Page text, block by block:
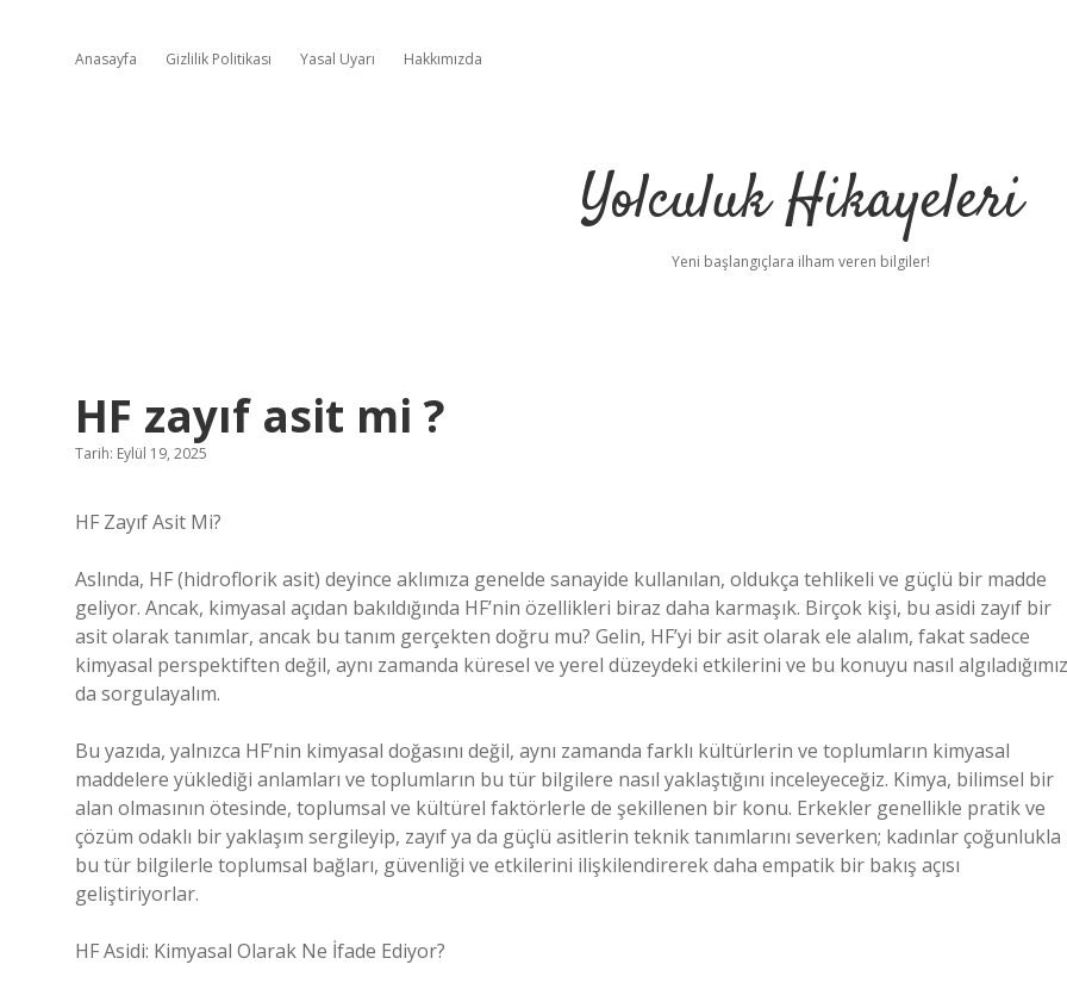
Anasayfa Gizlilik Politikası Yasal Uyarı Hakkımızda
Yolculuk Hikayeleri
Yeni başlangıçlara ilham veren bilgiler!
HF zayıf asit mi ?
Tarih: Eylül 19, 2025
HF Zayıf Asit Mi?
Aslında, HF (hidroflorik asit) deyince aklımıza genelde sanayide kullanılan, oldukça tehlikeli ve güçlü bir madde
geliyor. Ancak, kimyasal açıdan bakıldığında HF’nin özellikleri biraz daha karmaşık. Birçok kişi, bu asidi zayıf bir
asit olarak tanımlar, ancak bu tanım gerçekten doğru mu? Gelin, HF’yi bir asit olarak ele alalım, fakat sadece
kimyasal perspektiften değil, aynı zamanda küresel ve yerel düzeydeki etkilerini ve bu konuyu nasıl
da sorgulayalım.
Bu yazıda, yalnızca HF’nin kimyasal doğasını değil, aynı zamanda farklı kültürlerin ve toplumların kimyasal
maddelere yüklediği anlamları ve toplumların bu tür bilgilere nasıl yaklaştığını inceleyeceğiz. Kimya, bilimsel bir
alan olmasının ötesinde, toplumsal ve kültürel faktörlerle de şekillenen bir konu. Erkekler genellikle pratik ve
çözüm odaklı bir yaklaşım sergileyip, zayıf ya da güçlü asitlerin teknik tanımlarını severken; kadınlar çoğunlukla
bu tür bilgilerle toplumsal bağları, güvenliği ve etkilerini ilişkilendirerek daha empatik bir bakış açısı
geliştiriyorlar.
HF Asidi: Kimyasal Olarak Ne İfade Ediyor?